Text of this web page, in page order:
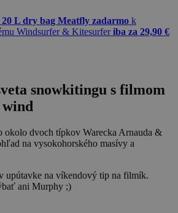
L dry bag Meatfly zadarmo k
Windsurfer & Kitesurferiba za 29,90 €
snowkitingu s filmom
okolo dvoch típkov Warecka Arnauda &
na vysokohorského masívy a
upútavke na víkendový tip na filmík.
ani Murphy ;)